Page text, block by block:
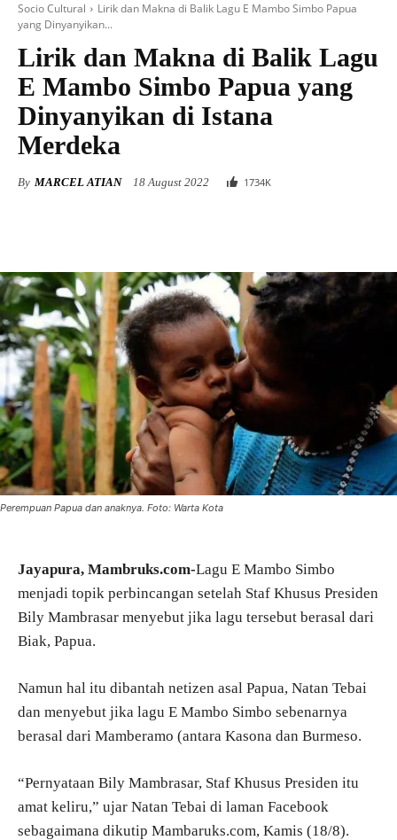
Socio Cultural
Lirik dan Makna di Balik Lagu E Mambo Simbo Papua
yang Dinyanyikan...
Lirik dan Makna di Balik Lagu
E Mambo Simbo Papua yang
Dinyanyikan di Istana
Merdeka
By MARCEL ATIAN 18 August 2022 1734K
Perempuan Papua dan anaknya. Foto: Warta Kota
Jayapura, Mambruks.com-Lagu E Mambo Simbo
menjadi topik perbincangan setelah Staf Khusus Presiden
Bily Mambrasar menyebut jika lagu tersebut berasal dari
Biak, Papua.
Namun hal itu dibantah netizen asal Papua, Natan Tebai
dan menyebut jika lagu E Mambo Simbo sebenarnya
berasal dari Mamberamo (antara Kasona dan Burmeso.
“Pernyataan Bily Mambrasar, Staf Khusus Presiden itu
amat keliru,” ujar Natan Tebai di laman Facebook
sebagaimana dikutip Mambaruks.com, Kamis (18/8).